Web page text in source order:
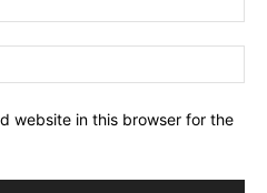
website in this browser for the